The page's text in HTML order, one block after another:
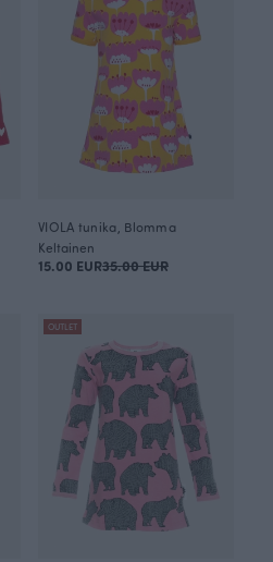
VIOLA tunika, Blomma
Keltainen
15.00 EUR35.00 EUR
OUTLET